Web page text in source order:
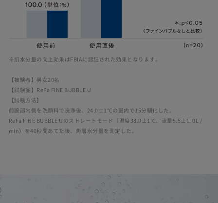
※肌水分量の向上効果はFBIAに認証された効果となります。
【被験者】男女20名
【試験品】ReFa FINE BUBBLE U
【試験方法】
前腕部内側を洗顔料で洗浄後、24.0±1℃の室内で15分馴化した。
ReFa FINE BUBBLE Uのストレートモード（温度38.0±1℃、流量5.5±1. 0L /
min）を40秒間あてた後、角層水分量を測定した。